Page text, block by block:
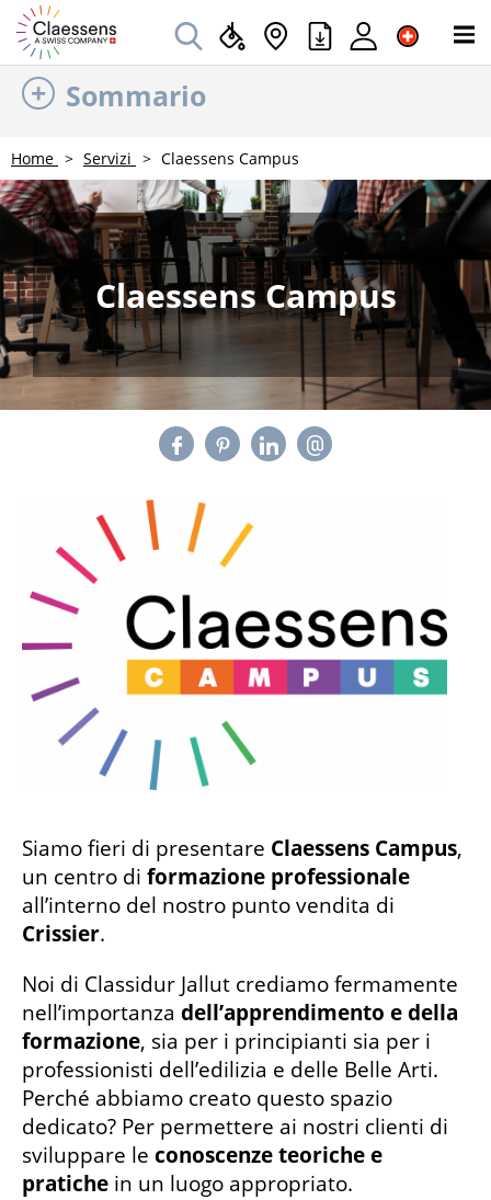
Sommario
Home Servizi Claessens Campus
Claessens Campus
Siamo fieri di presentare Claessens Campus,
un centro di formazione professionale
all’interno del nostro punto vendita di
Crissier.
Noi di Classidur Jallut crediamo fermamente
nell’importanza dell’apprendimento e della
formazione, sia per i principianti sia per i
professionisti dell’edilizia e delle Belle Arti.
Perché abbiamo creato questo spazio
dedicato? Per permettere ai nostri clienti di
sviluppare le conoscenze teoriche e
pratiche in un luogo appropriato.